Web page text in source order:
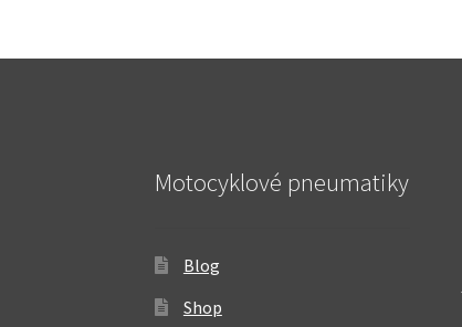
Motocyklové pneumatiky
Blog
Shop